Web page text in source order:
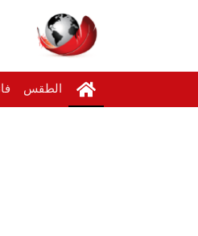
الطقس